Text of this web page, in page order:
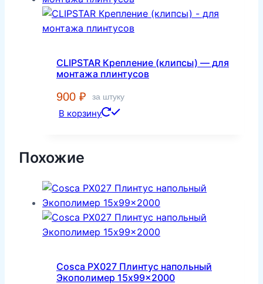
CLIPSTAR Крепление (клипсы) — для
монтажа плинтусов
900 ₽ за штуку
В корзину
Похожие
Cosca PX027 Плинтус напольный
Экополимер 15x99x2000